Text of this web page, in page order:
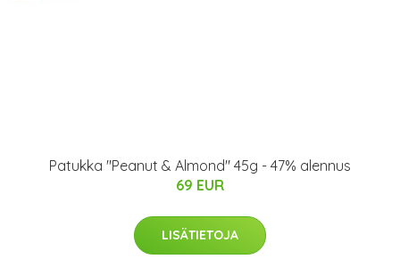
Patukka "Peanut & Almond" 45g - 47% alennus
69 EUR
LISÄTIETOJA